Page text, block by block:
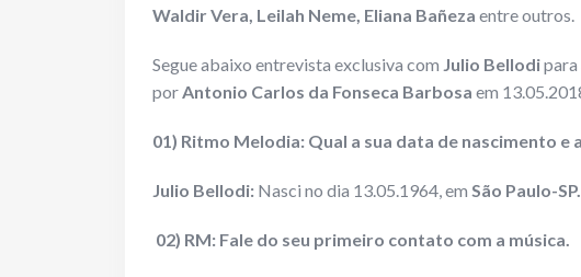
Waldir Vera, Leilah Neme, Eliana Bañeza entre outros.
Segue abaixo entrevista exclusiva com Julio Bellodipara
porAntonio Carlos da Fonseca Barbosa em
01) Ritmo Melodia: Qual a sua data de nascimento e
Julio Bellodi: Nasci no dia 13.05.1964, em São Paulo-SP.
02) RM: Fale do seu primeiro contato com a música.